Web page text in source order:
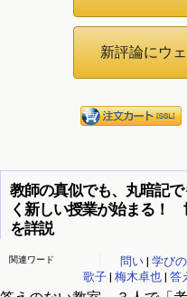
教師の真似でも、丸暗記
く新しい授業が始まる！
を詳説
関連ワード 問い| 学び
歌子| 梅木卓也| 答